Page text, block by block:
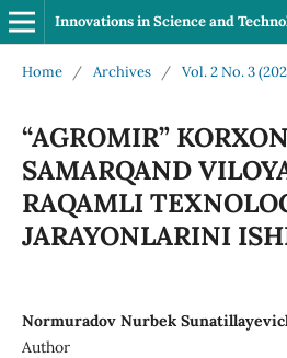
Innovations in Science and
Home / Archives / Vol. 2 No. 3
“АGROMIR”
SAMARQAND
RAQAMLI
JARAYONLARINI
Normuradov Nurbek
Author